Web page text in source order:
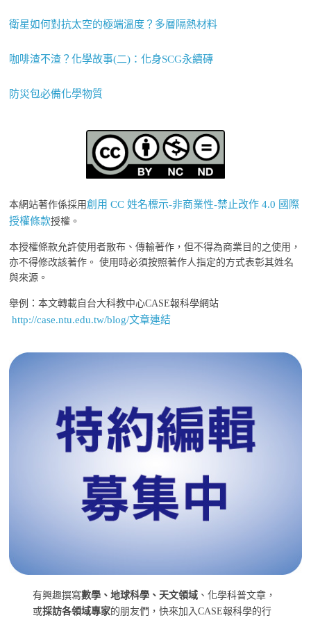
衛星如何對抗太空的極端溫度？多層隔熱材料
咖啡渣不渣？化學故事(二)：化身SCG永續磚
防災包必備化學物質
本網站著作係採用創用 CC 姓名標示-非商業性-禁止改作 4.0 國際
授權條款授權。
本授權條款允許使用者散布、傳輸著作，但不得為商業目的之使用，
亦不得修改該著作。 使用時必須按照著作人指定的方式表彰其姓名
與來源。
舉例：本文轉載自台大科教中心CASE報科學網站
http://case.ntu.edu.tw/blog/文章連結
有興趣撰寫數學、地球科學、天文領域 、化學科普文章，
或採訪各領域專家的朋友們，快來加入CASE報科學的行